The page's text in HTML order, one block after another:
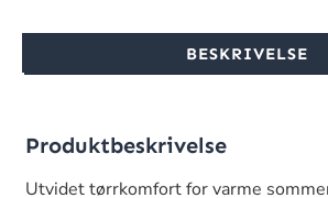
BESKRIVELSE
Produktbeskrivelse
Utvidet tørrkomfort for varme